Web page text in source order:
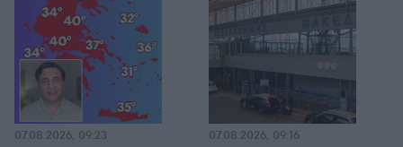
07.08.2026, 09:23 07.08.2026, 09:16